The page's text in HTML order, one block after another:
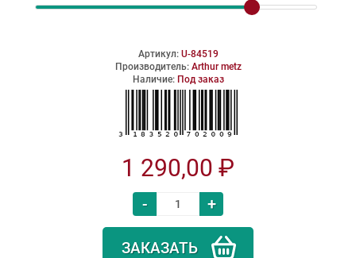
Артикул: U-84519
Производитель: Arthur metz
Наличие: Под заказ
1 290,00 ₽
- +
ЗАКАЗАТЬ